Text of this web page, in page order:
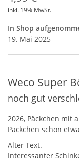
inkl. 19% MwSt.
In Shop
19. Mai 2025
Weco Super
noch gut
2026, Päckchen mit
Päckchen schon
Alter Text.
Interessanter